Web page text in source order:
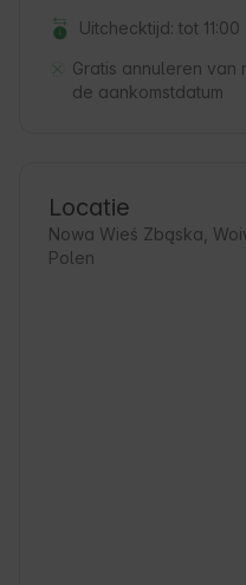
Uitchecktijd: tot 11:00
Gratis annuleren van
de aankomstdatum
Locatie
Nowa Wieś Zbąska,
Polen